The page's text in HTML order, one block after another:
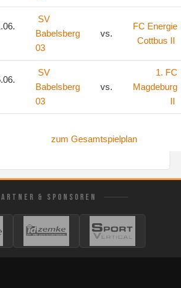
SV
Babelsberg
03
vs.
FC Energie
Cottbus II
SV
Babelsberg
03
vs.
1. FC
Magdeburg
II
zum Gesamtspielplan
& SPONSOREN